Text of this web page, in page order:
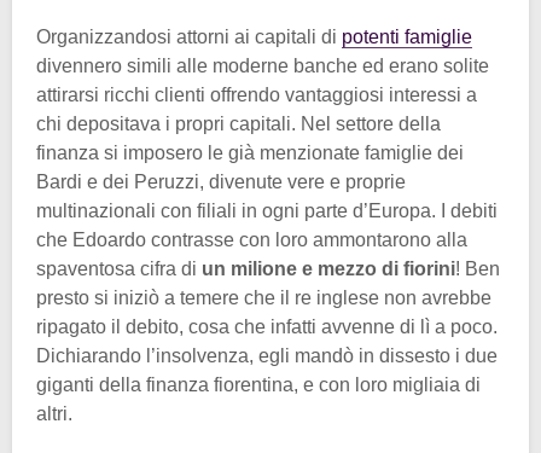
Organizzandosi attorni ai capitali di potenti famiglie
divennero simili alle moderne banche ed erano solite
attirarsi ricchi clienti offrendo vantaggiosi interessi a
chi depositava i propri capitali. Nel settore della
finanza si imposero le già menzionate famiglie dei
Bardi e dei Peruzzi, divenute vere e proprie
multinazionali con filiali in ogni parte d’Europa. I debiti
che Edoardo contrasse con loro ammontarono alla
spaventosa cifra di un milione e mezzo di fiorini! Ben
presto si iniziò a temere che il re inglese non avrebbe
ripagato il debito, cosa che infatti avvenne di lì a poco.
Dichiarando l’insolvenza, egli mandò in dissesto i due
giganti della finanza fiorentina, e con loro migliaia di
altri.